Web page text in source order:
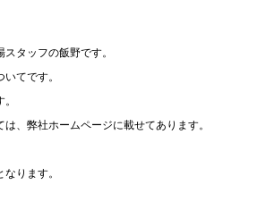
タッフの飯野です。
てです。
、弊社ホームページに載せてあります。
ります。